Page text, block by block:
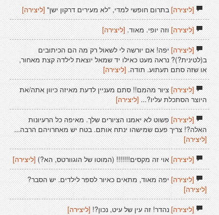
[ליצירה]בתרום חופשי למדי, "לא מעירים דרקון ישן" [ליצירה]
[ליצירה]וזה יופי. מאוד. [ליצירה]
[ליצירה]יפה! אם יורשה לי לשאול רק מה הם הכיתובים
ב(לטינית?)? נראה מעט כאילו יד שמאל יוצאת לילדה קצת מאחור,
או שזה סתם תעתוע. תודה. [ליצירה]
[ליצירה]ציור מהמם!! סתם מעניין לדעת מאיזה כיוון אתה/את
היוצר הסתכלת עליו?...[ליצירה]
[ליצירה]פשוט לא יאמנו הציורים שלך. מאיפה כל הרעיונות
האלה?! צריך פעם שמישהו ינתח אותם. בטח יש מאחרויהם הרבה...
[ליצירה]
[ליצירה]אוי זה מקסים!!!!!!! (המוטו של הוגוורטס, הא?)[ליצירה]
[ליצירה]יפה מאוד, מתאים כאיור לספר לילדים. יש הסבר?
[ליצירה]
[ליצירה]נהדר! זה עין של עיט, נכון?! [ליצירה]